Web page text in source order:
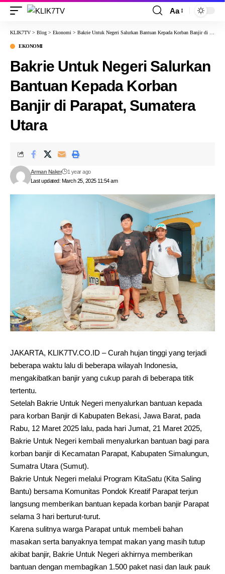
Aa
KLIK7TV > Blog > Ekonomi > Bakrie Untuk Negeri Salurkan Bantuan Kepada Korban Banjir di Parapat, Sumatera Utara
EKONOMI
Bakrie Untuk Negeri Salurkan
Bantuan Kepada Korban
Banjir di Parapat, Sumatera
Utara
Last updated: March 25, 2025 11:54 am
Arman Naker 1 year ago
JAKARTA, KLIK7TV.CO.ID – Curah hujan tinggi yang terjadi
beberapa waktu lalu di beberapa wilayah Indonesia,
mengakibatkan banjir yang cukup parah di beberapa titik
tertentu.
Setelah Bakrie Untuk Negeri menyalurkan bantuan kepada
para korban Banjir di Kabupaten Bekasi, Jawa Barat, pada
Rabu, 12 Maret 2025 lalu, pada hari Jumat, 21 Maret 2025,
Bakrie Untuk Negeri kembali menyalurkan bantuan bagi para
korban banjir di Kecamatan Parapat, Kabupaten Simalungun,
Sumatra Utara (Sumut).
Bakrie Untuk Negeri melalui Program KitaSatu (Kita Saling
Bantu) bersama Komunitas Pondok Kreatif Parapat terjun
langsung memberikan bantuan kepada korban banjir Parapat
selama 3 hari berturut-turut.
Karena sulitnya warga Parapat untuk membeli bahan
masakan serta banyaknya tempat makan yang masih tutup
akibat banjir, Bakrie Untuk Negeri akhirnya memberikan
bantuan dengan membagikan 1.500 paket nasi dan lauk pauk